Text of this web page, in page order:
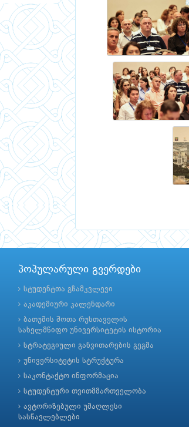
პოპულარული გვერდები
სტუდენტთა გზამკვლევი
აკადემიური კალენდარი
ბათუმის შოთა რუსთაველის
სახელმწიფო უნივერსიტეტის ისტორია
სტრატეგიული განვითარების გეგმა
უნივერსიტეტის სტრუქტურა
საკონტაქტო ინფორმაცია
სტუდენტური თვითმმართველობა
ავტორიზებული უმაღლესი
სასწავლებლები